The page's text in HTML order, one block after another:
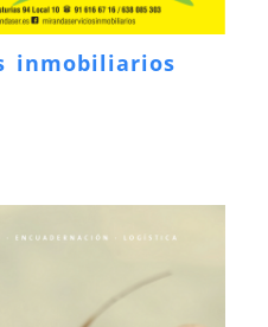
inmobiliarios